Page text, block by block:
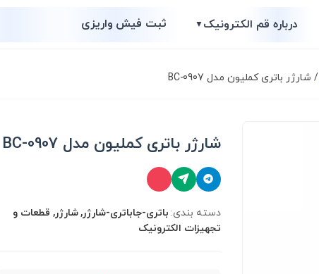
درباره قم الکترونیک▼ ثبت فیش واریزی
/ شارژر باتری کملیون مدل BC-0907
شارژر باتری کملیون مدل BC-0907
دسته بندی: باتری-جاباتری-شارژر, شارژر, قطعات و
تجهیزات الکترونیک